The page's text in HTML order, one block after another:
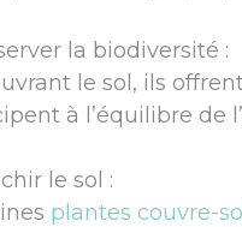
la biodiversité :
le sol, ils
à l’équilibre de
le sol :
plantes couvre-